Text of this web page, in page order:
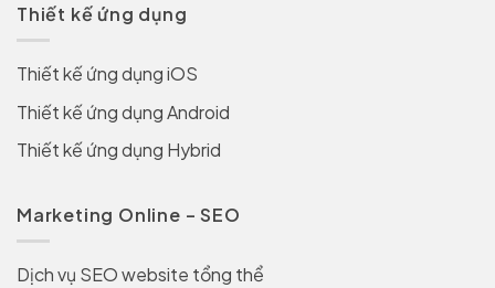
Thiết kế ứng dụng
Thiết kế ứng dụng iOS
Thiết kế ứng dụng Android
Thiết kế ứng dụng Hybrid
Marketing Online – SEO
Dịch vụ SEO website tổng thể